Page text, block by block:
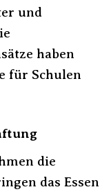
und
haben
für Schulen
die
das Essen